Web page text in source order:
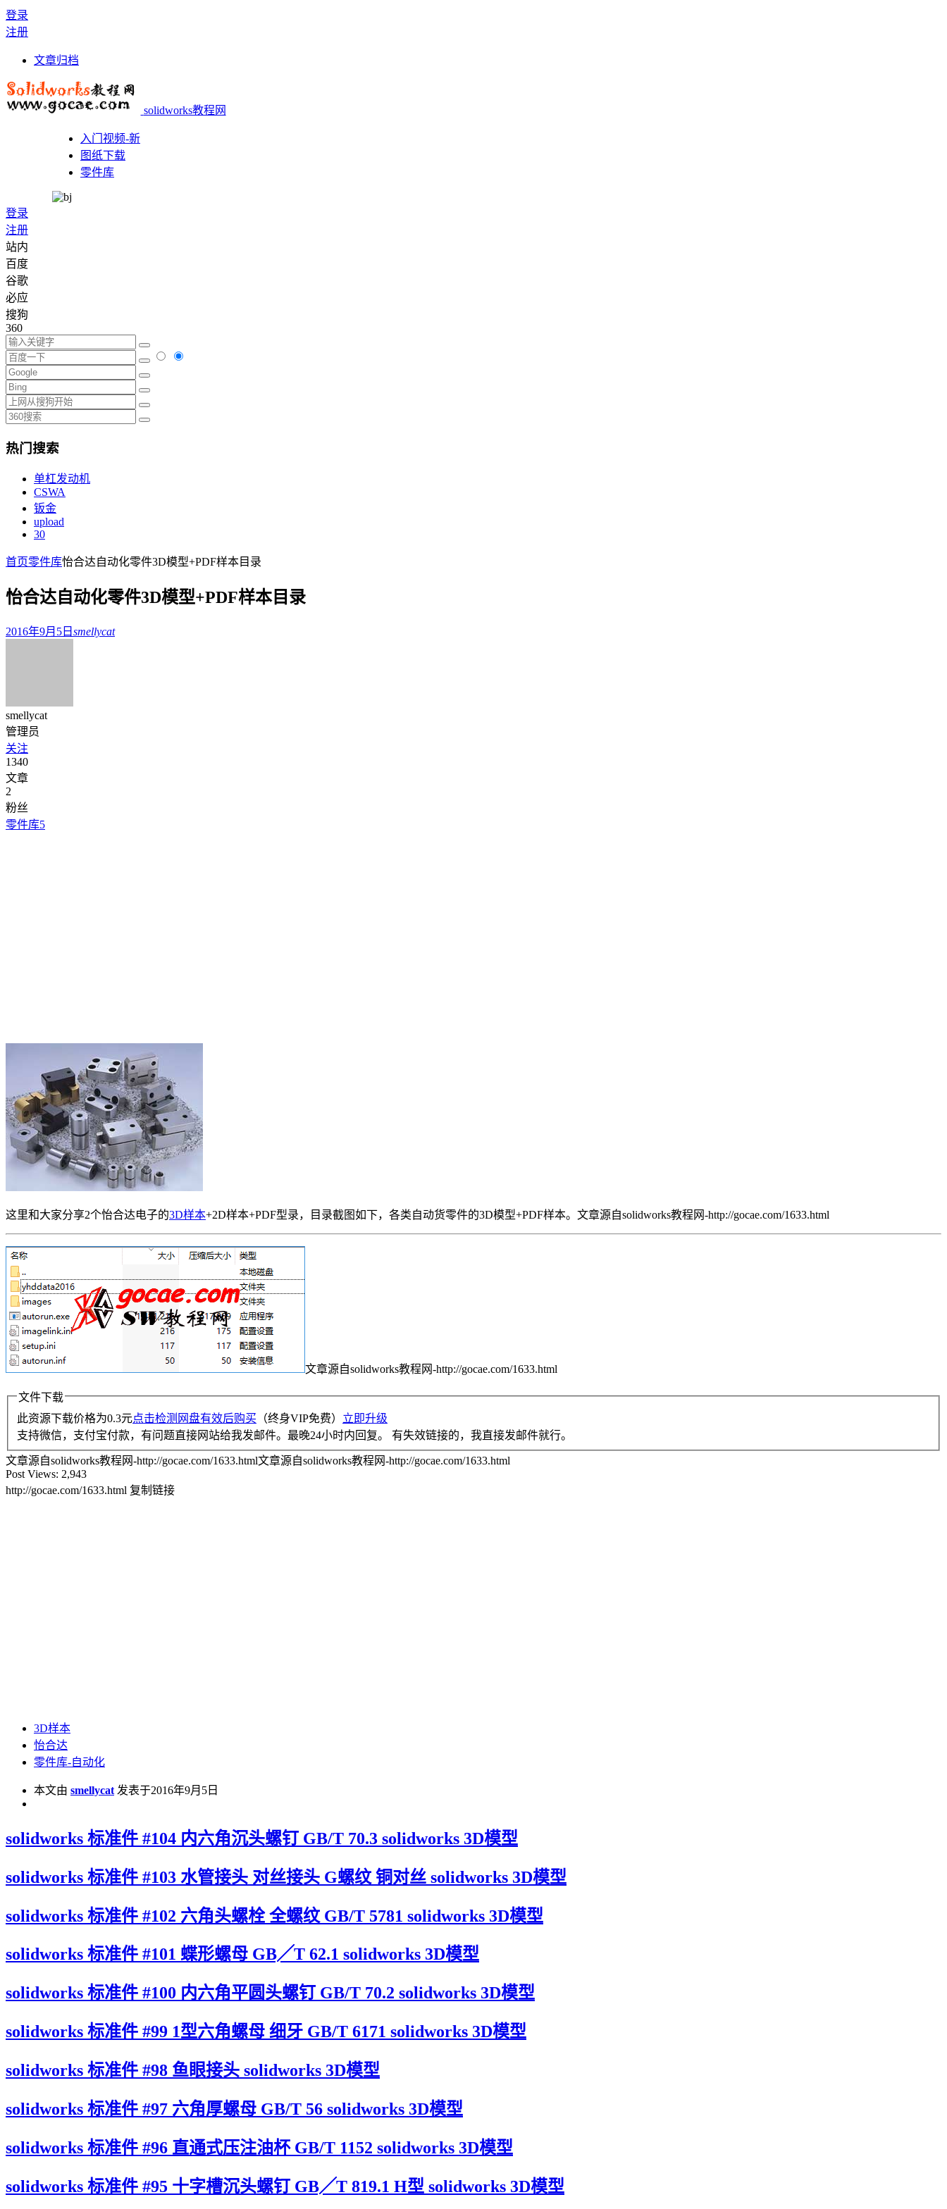
登录
注册
文章归档
solidworks教程网
入门视频-新
图纸下载
零件库
登录
注册
站内
百度
谷歌
必应
搜狗
360
热门搜索
单杠发动机
CSWA
钣金
upload
30
首页零件库怡合达自动化零件3D模型+PDF样本目录
怡合达自动化零件3D模型+PDF样本目录
2016年9月5日 smellycat
smellycat
管理员
关注
1340
文章
2
粉丝
零件库5
这里和大家分享2个怡合达电子的3D样本+2D样本+PDF型录，目录截图如下，各类自动货零件的3D模型+PDF样本。 文章源自solidworks教程网-http://gocae.com/1633.html
文章源自solidworks教程网-http://gocae.com/1633.html
文件下载
此资源下载价格为0.3元点击检测网盘有效后购买 （终身VIP免费） 立即升级
支持微信，支付宝付款，有问题直接网站给我发邮件。最晚24小时内回复。 有失效链接的，我直接发邮件就行。
文章源自solidworks教程网-http://gocae.com/1633.html文章源自solidworks教程网-http://gocae.com/1633.html
Post Views: 2,943
http://gocae.com/1633.html 复制链接
3D样本
怡合达
零件库-自动化
本文由 smellycat 发表于2016年9月5日
solidworks 标准件 #104 内六角沉头螺钉 GB/T 70.3 solidworks 3D模型
solidworks 标准件 #103 水管接头 对丝接头 G螺纹 铜对丝 solidworks 3D模型
solidworks 标准件 #102 六角头螺栓 全螺纹 GB/T 5781 solidworks 3D模型
solidworks 标准件 #101 蝶形螺母 GB╱T 62.1 solidworks 3D模型
solidworks 标准件 #100 内六角平圆头螺钉 GB/T 70.2 solidworks 3D模型
solidworks 标准件 #99 1型六角螺母 细牙 GB/T 6171 solidworks 3D模型
solidworks 标准件 #98 鱼眼接头 solidworks 3D模型
solidworks 标准件 #97 六角厚螺母 GB/T 56 solidworks 3D模型
solidworks 标准件 #96 直通式压注油杯 GB/T 1152 solidworks 3D模型
solidworks 标准件 #95 十字槽沉头螺钉 GB╱T 819.1 H型 solidworks 3D模型